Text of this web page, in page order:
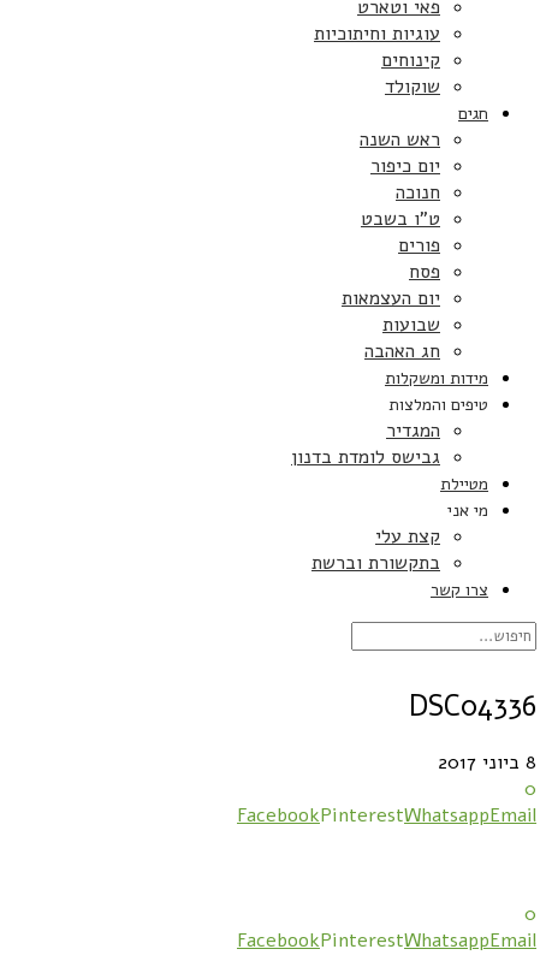
פאי וטארט
עוגיות וחיתוכיות
קינוחים
שוקולד
חגים
ראש השנה
יום כיפור
חנוכה
ט”ו בשבט
פורים
פסח
יום העצמאות
שבועות
חג האהבה
מידות ומשקלות
טיפים והמלצות
המגדיר
גבישס לומדת בדנון
מטיילת
מי אני
קצת עלי
בתקשורת וברשת
צרו קשר
DSC04336
8 ביוני 2017
0
FacebookPinterestWhatsappEmail
0
FacebookPinterestWhatsappEmail